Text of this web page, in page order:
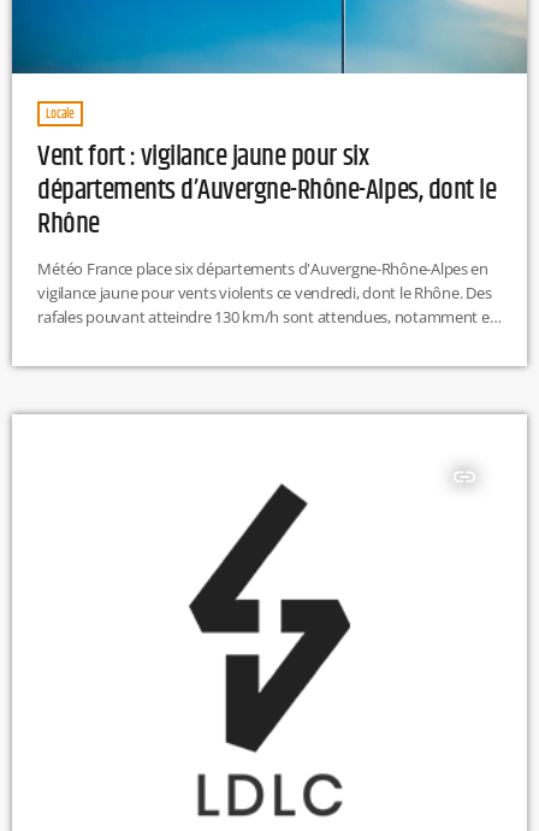
Locale
Vent fort : vigilance jaune pour six
départements d’Auvergne-Rhône-Alpes, dont le
Rhône
Météo France place six départements d'Auvergne-Rhône-Alpes en
vigilance jaune pour vents violents ce vendredi, dont le Rhône. Des
rafales pouvant atteindre 130 km/h sont attendues, notamment en
Lyon. EP
insert_link